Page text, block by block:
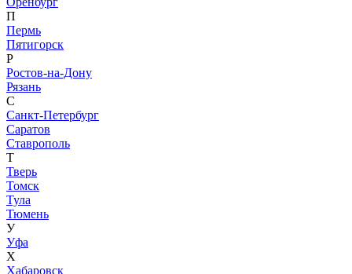
П
Пермь
Пятигорск
Р
Ростов-на-Дону
Рязань
С
Санкт-Петербург
Саратов
Ставрополь
Т
Тверь
Томск
Тула
Тюмень
У
Уфа
Х
Хабаровск